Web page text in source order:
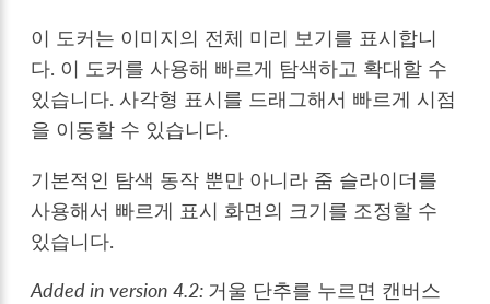
이 도커는 이미지의 전체 미리 보기를 표시합니
다. 이 도커를 사용해 빠르게 탐색하고 확대할 수
있습니다. 사각형 표시를 드래그해서 빠르게 시점
을 이동할 수 있습니다.
기본적인 탐색 동작 뿐만 아니라 줌 슬라이더를
사용해서 빠르게 표시 화면의 크기를 조정할 수
있습니다.
Added in version 4.2: 거울 단추를 누르면 캔버스